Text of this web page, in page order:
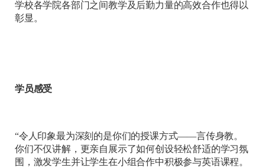
学校各学院各部门之间教学及后勤力量的高效合作也得以
彰显。
学员感受
“令人印象最为深刻的是你们的授课方式——言传身教。
你们不仅讲解，更亲自展示了如何创设轻松舒适的学习氛
围，激发学生并让学生在小组合作中积极参与英语课程。